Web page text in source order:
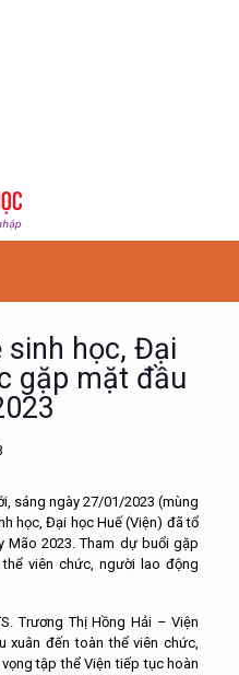
sinh học, Đại
gặp mặt đầu
sáng ngày 27/01/2023 (mùng
học, Đại học Huế (Viện) đã tổ
Mão 2023. Tham dự buổi gặp
viên chức, người lao động
Trương Thị Hồng Hải – Viện
đến toàn thể viên chức,
tập thể Viện tiếp tục hoàn